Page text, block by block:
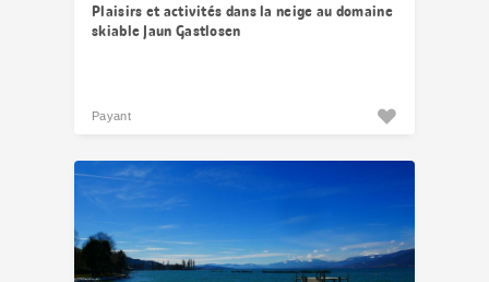
Plaisirs et activités dans la neige au domaine
skiable Jaun Gastlosen
Payant